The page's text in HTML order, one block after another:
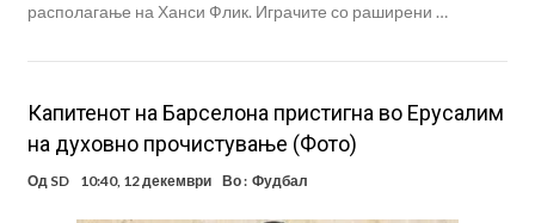
располагање на Ханси Флик. Играчите со раширени …
Капитенот на Барселона пристигна во Ерусалим
на духовно прочистување (Фото)
Од SD 10:40, 12 декември Во : Фудбал